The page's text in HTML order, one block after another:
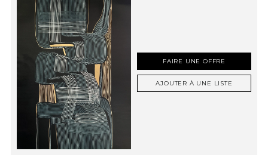
FAIRE UNE OFFRE
AJOUTER À UNE LISTE